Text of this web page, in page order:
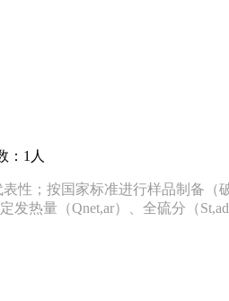
：1人
性；按国家标准进行样品制备
发热量（Qnet,ar）、全硫分（